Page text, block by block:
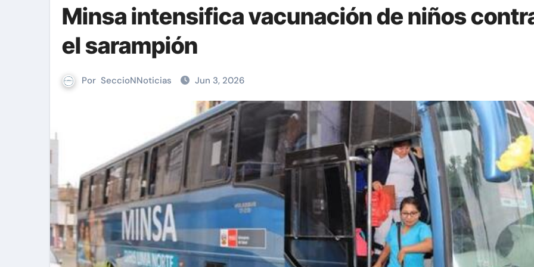
Minsa intensifica vacunación de niños
el sarampión
Por SeccioNNoticias Jun 3, 2026